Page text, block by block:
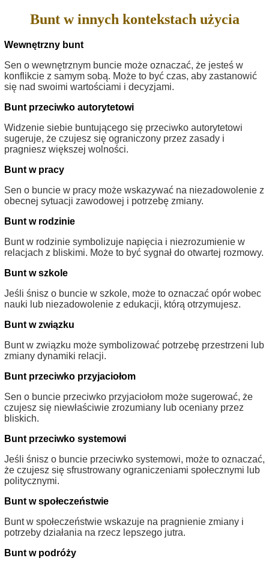
Bunt w innych kontekstach użycia
Wewnętrzny bunt
Sen o wewnętrznym buncie może oznaczać, że jesteś w
konflikcie z samym sobą. Może to być czas, aby zastanowić
się nad swoimi wartościami i decyzjami.
Bunt przeciwko autorytetowi
Widzenie siebie buntującego się przeciwko autorytetowi
sugeruje, że czujesz się ograniczony przez zasady i
pragniesz większej wolności.
Bunt w pracy
Sen o buncie w pracy może wskazywać na niezadowolenie z
obecnej sytuacji zawodowej i potrzebę zmiany.
Bunt w rodzinie
Bunt w rodzinie symbolizuje napięcia i niezrozumienie w
relacjach z bliskimi. Może to być sygnał do otwartej rozmowy.
Bunt w szkole
Jeśli śnisz o buncie w szkole, może to oznaczać opór wobec
nauki lub niezadowolenie z edukacji, którą otrzymujesz.
Bunt w związku
Bunt w związku może symbolizować potrzebę przestrzeni lub
zmiany dynamiki relacji.
Bunt przeciwko przyjaciołom
Sen o buncie przeciwko przyjaciołom może sugerować, że
czujesz się niewłaściwie zrozumiany lub oceniany przez
bliskich.
Bunt przeciwko systemowi
Jeśli śnisz o buncie przeciwko systemowi, może to oznaczać,
że czujesz się sfrustrowany ograniczeniami społecznymi lub
politycznymi.
Bunt w społeczeństwie
Bunt w społeczeństwie wskazuje na pragnienie zmiany i
potrzeby działania na rzecz lepszego jutra.
Bunt w podróży